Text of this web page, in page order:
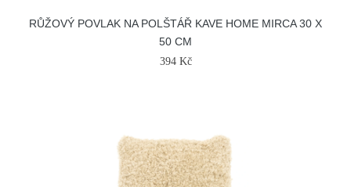
RŮŽOVÝ POVLAK NA POLŠTÁŘ KAVE HOME MIRCA 30 X
50 CM
394 Kč